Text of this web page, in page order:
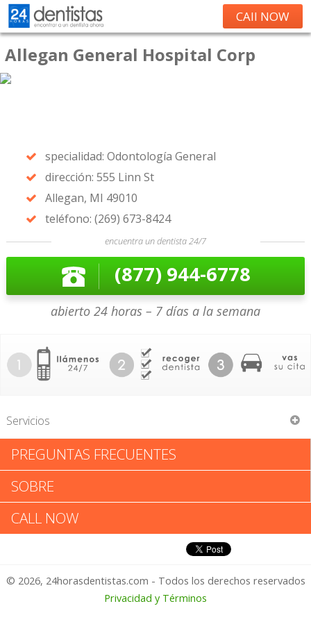
CAll NOW
Allegan General Hospital Corp
specialidad: Odontología General
dirección: 555 Linn St
Allegan, MI 49010
teléfono: (269) 673-8424
encuentra un dentista 24/7
(877) 944-6778
abierto 24 horas – 7 días a la semana
Servicios
Allegan General Hospital Corp
Allegan General Hospital Corp:
Califica tu Experiencia
1 – No Feliz
PREGUNTAS FRECUENTES
SOBRE
CALL NOW
© 2026, 24horasdentistas.com - Todos los derechos reservados
Privacidad y Términos